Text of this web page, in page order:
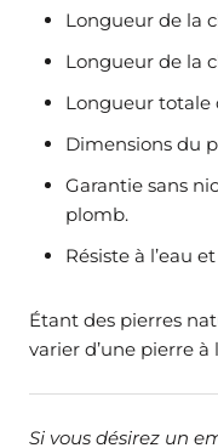
Longueur de la
Longueur de la
Longueur totale
Dimensions du
Garantie sans
plomb.
Résiste à l’eau
Étant des pierres
varier d’une pierre à
Si vous désirez un